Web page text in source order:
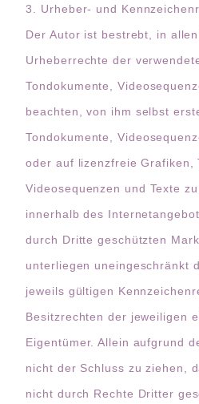
3. Urheber- und
Der Autor ist bestrebt, in
Urheberrechte der
Tondokumente,
beachten, von ihm selbst
Tondokumente,
oder auf lizenzfreie Grafiken,
Videosequenzen und Texte
innerhalb des
durch Dritte geschützten
unterliegen uneingeschränkt
jeweils gültigen
Besitzrechten der jeweiligen
Eigentümer. Allein aufgrund
nicht der Schluss zu ziehen,
nicht durch Rechte Dritter